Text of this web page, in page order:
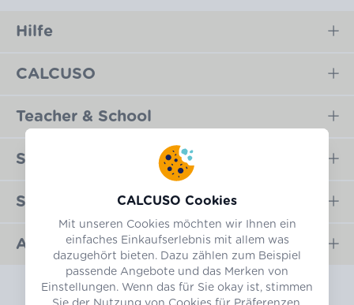
Hilfe
CALCUSO
Teacher & School
Sicher bezahlen
Schnell versendet
Ausgezeichnet shoppen
CALCUSO Cookies
Mit unseren Cookies möchten wir Ihnen ein
einfaches Einkaufserlebnis mit allem was
dazugehört bieten. Dazu zählen zum Beispiel
passende Angebote und das Merken von
Einstellungen. Wenn das für Sie okay ist, stimmen